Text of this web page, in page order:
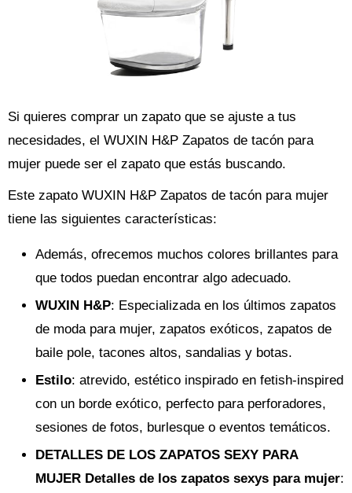
Si quieres comprar un zapato que se ajuste a tus
necesidades, el WUXIN H&P Zapatos de tacón para
mujer puede ser el zapato que estás buscando.
Este zapato WUXIN H&P Zapatos de tacón para mujer
tiene las siguientes características:
Además, ofrecemos muchos colores brillantes para
que todos puedan encontrar algo adecuado.
WUXIN H&P: Especializada en los últimos zapatos
de moda para mujer, zapatos exóticos, zapatos de
baile pole, tacones altos, sandalias y botas.
Estilo: atrevido, estético inspirado en fetish-inspired
con un borde exótico, perfecto para perforadores,
sesiones de fotos, burlesque o eventos temáticos.
DETALLES DE LOS ZAPATOS SEXY PARA
MUJER Detalles de los zapatos sexys para mujer: